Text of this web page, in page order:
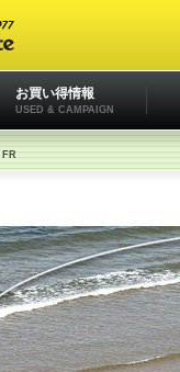
お買い得情報
USED & CAMPAIGN
FR